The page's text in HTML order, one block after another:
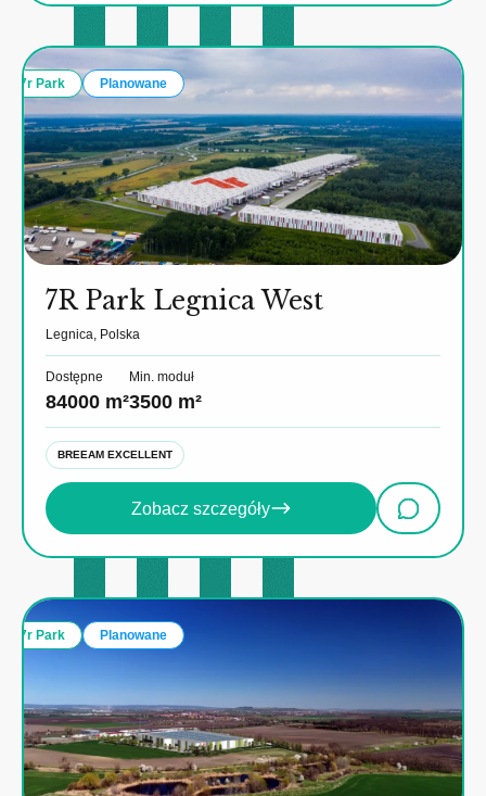
7r Park Planowane
7R Park Legnica West
Legnica, Polska
Dostępne
84000 m²
Min. moduł
3500 m²
BREEAM EXCELLENT
Zobacz szczegóły
7r Park Planowane